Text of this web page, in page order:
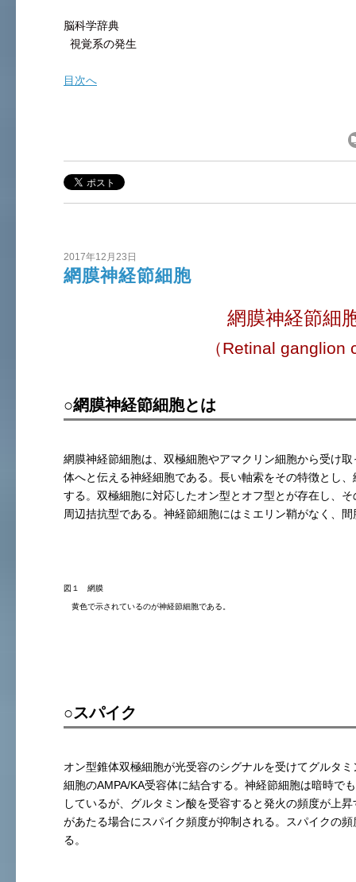
脳科学辞典
視覚系の発生
目次へ
2017年12月23日
網膜神経節細胞
網膜神経節細
（Retinal ganglion
○網膜神経節細胞とは
網膜神経節細胞は、双極細胞やアマクリン細胞から受け
体へと伝える神経細胞である。長い軸索をその特徴とし
する。双極細胞に対応したオン型とオフ型とが存在し、
周辺拮抗型である。神経節細胞にはミエリン鞘がなく、
図１ 網膜
黄色で示されているのが神経節細胞である。
○スパイク
オン型錐体双極細胞が光受容のシグナルを受けてグルタ
細胞のAMPA/KA受容体に結合する。神経節細胞は暗時で
しているが、グルタミン酸を受容すると発火の頻度が上
があたる場合にスパイク頻度が抑制される。スパイクの
る。